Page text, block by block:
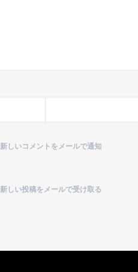
新しいコメントをメールで通知
新しい投稿をメールで受け取る